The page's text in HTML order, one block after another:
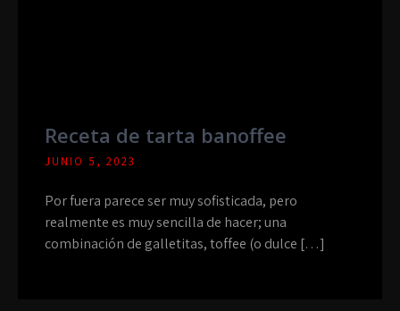
Receta de tarta banoffee
JUNIO 5, 2023
Por fuera parece ser muy sofisticada, pero
realmente es muy sencilla de hacer; una
combinación de galletitas, toffee (o dulce […]